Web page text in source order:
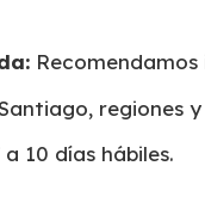
regiones
a 10 días hábiles.